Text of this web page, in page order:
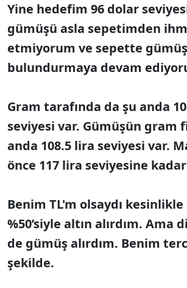
Yine hedefim 96 dolar
gümüşü asla sepetimden
etmiyorum ve sepette
bulundurmaya devam
Gram tarafında da şu anda
seviyesi var. Gümüşün gram
anda 108.5 lira seviyesi var.
önce 117 lira seviyesine
Benim TL'm olsaydı kesinlikle
%50’siyle altın alırdım. Ama
de gümüş alırdım. Benim
şekilde.